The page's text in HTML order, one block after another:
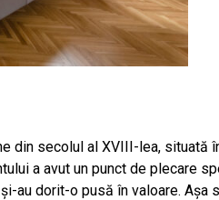
din secolul al XVIII-lea, situată
a avut un punct de plecare
au dorit-o pusă în valoare. Așa